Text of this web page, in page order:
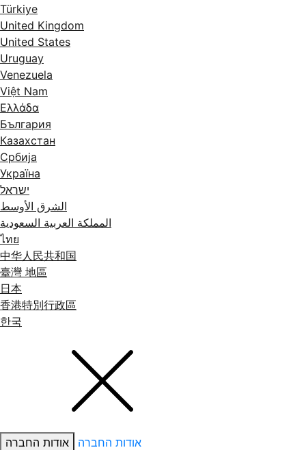
Türkiye
United Kingdom
United States
Uruguay
Venezuela
Việt Nam
Ελλάδα
България
Казахстан
Србија
Україна
ישראל
الشرق الأوسط
المملكة العربية السعودية
ไทย
中华人民共和国
臺灣 地區
日本
香港特別行政區
한국
אודות החברה
אודות החברה